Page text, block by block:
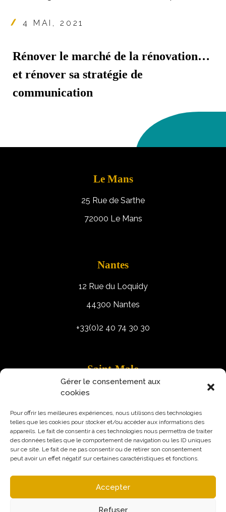
Gérer le consentement aux
cookies
Pour offrir les meilleures expériences, nous utilisons des technologies
telles que les cookies pour stocker et/ou accéder aux informations des
appareils. Le fait de consentir à ces technologies nous permettra de traiter
des données telles que le comportement de navigation ou les ID uniques
sur ce site. Le fait de ne pas consentir ou de retirer son consentement
peut avoir un effet négatif sur certaines caractéristiques et fonctions.
Accepter
Refuser
4 MAI, 2021
Rénover le marché de la rénovation…
et rénover sa stratégie de
communication
Le Mans
25 Rue de Sarthe
72000 Le Mans
Nantes
12 Rue du Loquidy
44300 Nantes
+33(0)2 40 74 30 30
Saint-Malo
9 Rue Robert Schuman
35400 Saint-Malo